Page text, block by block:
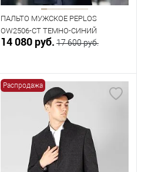
ПАЛЬТО МУЖСКОЕ PEPLOS
OW2506-CT ТЕМНО-СИНИЙ
14 080 руб. 17 600 руб.
В корзину
Таблица размеров
Размер одежды
Распродажа